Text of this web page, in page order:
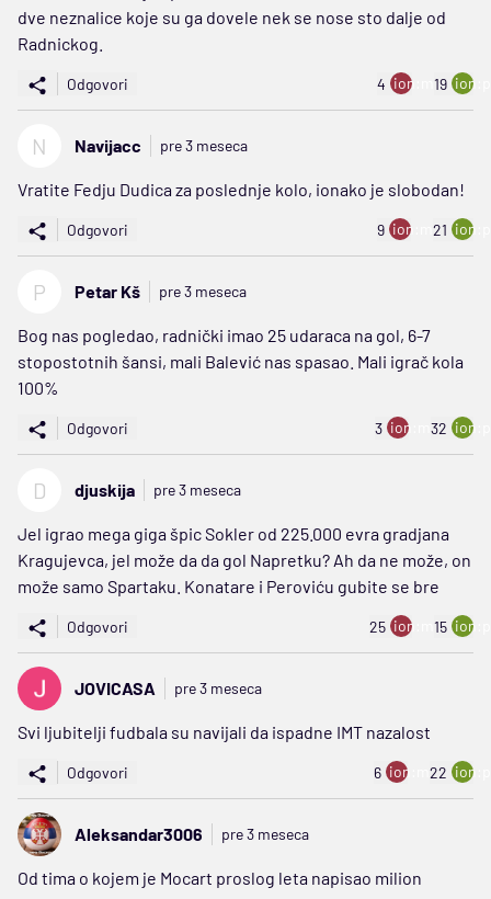
dve neznalice koje su ga dovele nek se nose sto dalje od
Radnickog.
Odgovori 4 ion:minus
19
N Navijacc pre 3 meseca
Vratite Fedju Dudica za poslednje kolo, ionako je slobodan!
Odgovori 9 ion:minus
21
P Petar Kš pre 3 meseca
Bog nas pogledao, radnički imao 25 udaraca na gol, 6-7
stopostotnih šansi, mali Balević nas spasao. Mali igrač kola
100%
Odgovori 3 ion:minus
32
D djuskija pre 3 meseca
Jel igrao mega giga špic Sokler od 225.000 evra gradjana
Kragujevca, jel može da da gol Napretku? Ah da ne može, on
može samo Spartaku. Konatare i Peroviću gubite se bre
Odgovori 25 ion:minus
15
JOVICASA pre 3 meseca
Svi ljubitelji fudbala su navijali da ispadne IMT nazalost
Odgovori 6 ion:minus
22
Aleksandar3006 pre 3 meseca
Od tima o kojem je Mocart proslog leta napisao milion